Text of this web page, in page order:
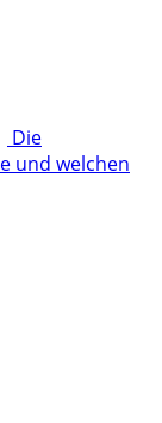
Die
und welchen